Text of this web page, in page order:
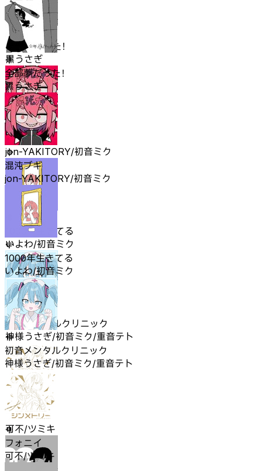
全部夢だった！
黒うさぎ
混沌ブギ
jon-YAKITORY/初音ミク
1000年生きてる
いよわ/初音ミク
初音メンタルクリニック
神様うさぎ/初音ミク/重音テト
フォニイ
可不/ツミキ
全部夢だった！
黒うさぎ
混沌ブギ
jon-YAKITORY/初音ミク
1000年生きてる
いよわ/初音ミク
初音メンタルクリニック
神様うさぎ/初音ミク/重音テト
フォニイ
可不/ツミキ